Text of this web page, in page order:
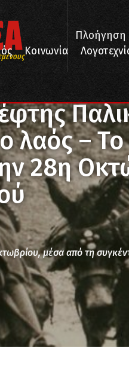
Πλοήγηση
Κοινωνία
Παλικάρι πάντα είναι ο ίδιος
ο λαός –
28η
μέσα από τη